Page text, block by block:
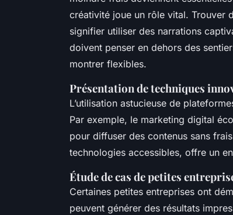
créativité joue un rôle vital. Trouver
signifier utiliser des narrations
doivent penser en dehors des
montrer flexibles.
Présentation de techniques
L’utilisation astucieuse de
Par exemple, le marketing digital
pour diffuser des contenus sans
technologies accessibles, offre un
Étude de cas de petites
Certaines petites entreprises ont
peuvent générer des résultats